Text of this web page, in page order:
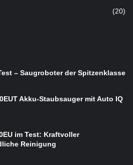
(20)
– Saugroboter der Spitzenklasse
Akku-Staubsauger mit Auto IQ
im Test: Kraftvoller
Reinigung